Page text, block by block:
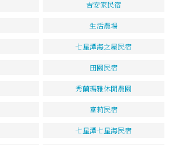
吉安家民宿
生活農場
七星潭海之屋民宿
田園民宿
秀蘭瑪雅休閒農園
富莉民宿
七星潭七星海民宿